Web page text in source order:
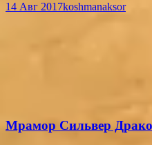
14 Авг 2017koshmanaksor
Мрамор Сильвер